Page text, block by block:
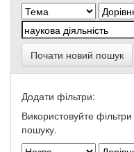
Почати новий пошук
Додати фільтри:
Використовуйте
пошуку.